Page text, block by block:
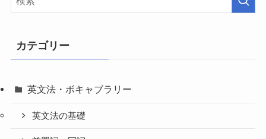
カテゴリー
英文法・ボキャブラリー
英文法の基礎